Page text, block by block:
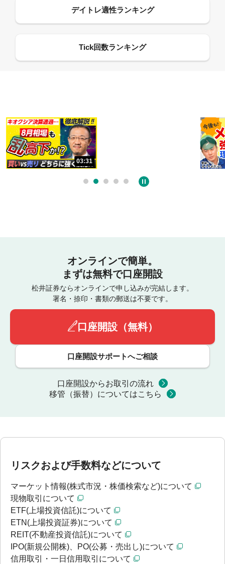
オンラインで簡単。
まずは無料で口座開設
松井証券ならオンラインで申し込みが完結します。
署名・捺印・書類の郵送は不要です。
口座開設（無料）
口座開設サポートへご相談
口座開設からお取引の流れ
移管（振替）についてはこちら
リスクおよび手数料などについて
マーケット情報(株式市況・株価検索など)について
現物取引について
ETF(上場投資信託)について
ETN(上場投資証券)について
REIT(不動産投資信託)について
IPO(新規公開株)、PO(公募・売出し)について
信用取引・一日信用取引について